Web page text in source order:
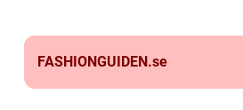
FASHIONGUIDEN.se